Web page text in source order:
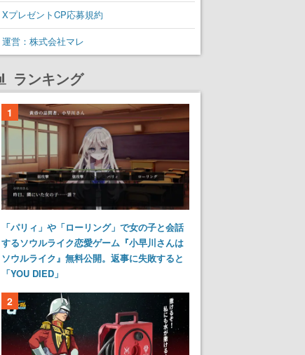
XプレゼントCP応募規約
運営：株式会社マレ
ランキング
1
「パリィ」や「ローリング」で女の子と会話
するソウルライク恋愛ゲーム『小早川さんは
ソウルライク』無料公開。返事に失敗すると
「YOU DIED」
2